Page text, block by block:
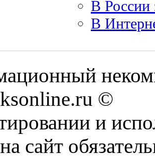
В России
В
©
и
сайт